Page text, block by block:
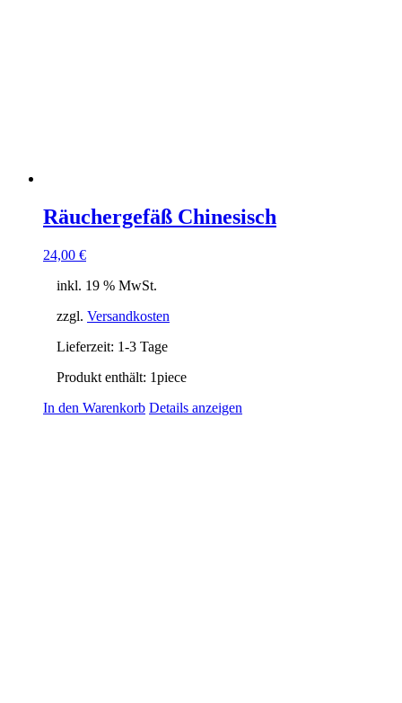
Räuchergefäß Chinesisch
24,00 €
inkl. 19 % MwSt.
zzgl. Versandkosten
Lieferzeit: 1-3 Tage
Produkt enthält: 1piece
In den Warenkorb Details anzeigen